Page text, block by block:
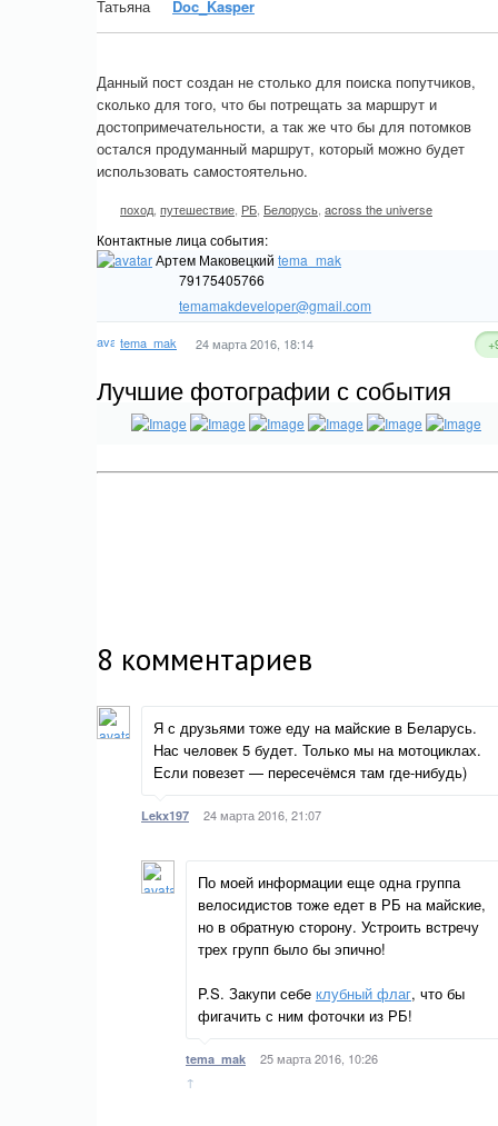
Татьяна Doc_Kasper
Данный пост создан не столько для поиска попутчиков,
сколько для того, что бы потрещать за маршрут и
достопримечательности, а так же что бы для потомков
остался продуманный маршрут, который можно будет
использовать самостоятельно.
поход путешествие РБ Белорусь across the universe
Контактные лица события:
Артем Маковецкий tema_mak
79175405766
temamakdeveloper@gmail.com
tema_mak 24 марта 2016, 18:14
Лучшие фотографии с события
8 комментариев
Я с друзьями тоже еду на майские в Беларусь.
Нас человек 5 будет. Только мы на мотоциклах.
Если повезет — пересечёмся там где-нибудь)
Lekx197 24 марта 2016, 21:07
По моей информации еще одна группа
велосидистов тоже едет в РБ на майские,
но в обратную сторону. Устроить встречу
трех групп было бы эпично!
P.S. Закупи себе клубный флаг, что бы
фигачить с ним фоточки из РБ!
tema_mak
25 марта 2016, 10:26
↑